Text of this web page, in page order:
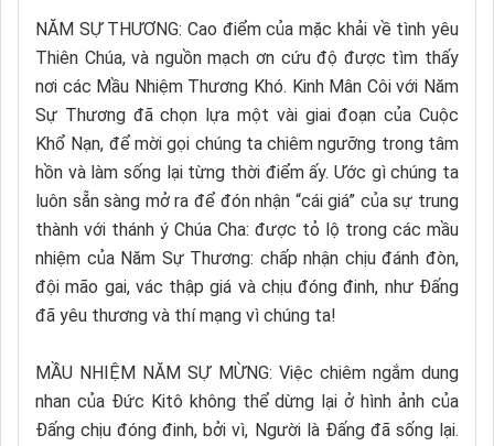
NĂM SỰ THƯƠNG: Cao điểm của mặc khải về tình yêu
Thiên Chúa, và nguồn mạch ơn cứu độ được tìm thấy
nơi các Mầu Nhiệm Thương Khó. Kinh Mân Côi với Năm
Sự Thương đã chọn lựa một vài giai đoạn của Cuộc
Khổ Nạn, để mời gọi chúng ta chiêm ngưỡng trong tâm
hồn và làm sống lại từng thời điểm ấy. Ước gì chúng ta
luôn sẵn sàng mở ra để đón nhận “cái giá” của sự trung
thành với thánh ý Chúa Cha: được tỏ lộ trong các mầu
nhiệm của Năm Sự Thương: chấp nhận chịu đánh đòn,
đội mão gai, vác thập giá và chịu đóng đinh, như Đấng
đã yêu thương và thí mạng vì chúng ta!
MẦU NHIỆM NĂM SỰ MỪNG: Việc chiêm ngắm dung
nhan của Đức Kitô không thể dừng lại ở hình ảnh của
Đấng chịu đóng đinh, bởi vì, Người là Đấng đã sống lại.